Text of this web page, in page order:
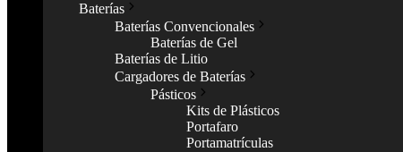
Baterías
Baterías Convencionales
Baterías de Gel
Baterías de Litio
Cargadores de Baterías
Pásticos
Kits de Plásticos
Portafaro
Portamatrículas